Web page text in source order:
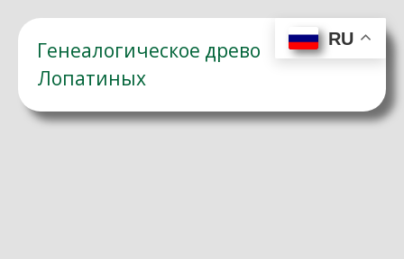
Генеалогическое древо
Лопатиных
RU